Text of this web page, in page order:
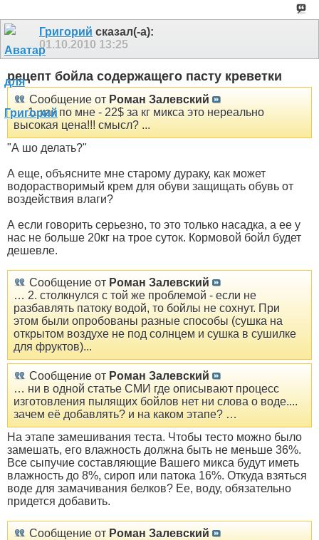
Григорий сказал(-а):
01.10.2010 13:25
рецепт бойла содержащего пасту креветки
Сообщение от Роман Залевский
… 1. как по мне - 22$ за кг микса это нереально
высокая цена!!! смысл? ...
"А шо делать?"
А еще, объясните мне старому дураку, как может
водорастворимый крем для обуви защищать обувь от
воздействия влаги?
А если говорить серьезно, то это только насадка, а ее у
нас не больше 20кг на трое суток. Кормовой бойл будет
дешевле.
Сообщение от Роман Залевский
… 2. столкнулся с той же проблемой - если не
разбавлять патоку водой, то бойлы не сохнут. При
этом были опробованы разные способы (сушка на
открытом воздухе не под солнцем и сушка в сушилке
для фруктов)...
Сообщение от Роман Залевский
… ни в одной статье СМИ где описывают процесс
изготовления пылящих бойлов нет ни слова о воде....
зачем её добавлять? и на каком этапе? …
На этапе замешивания теста. Чтобы тесто можно было
замешать, его влажность должна быть не меньше 36%.
Все сыпучие составляющие Вашего микса будут иметь
влажность до 8%, сироп или патока 16%. Откуда взяться
воде для замачивания белков? Ее, воду, обязательно
придется добавить.
Сообщение от Роман Залевский